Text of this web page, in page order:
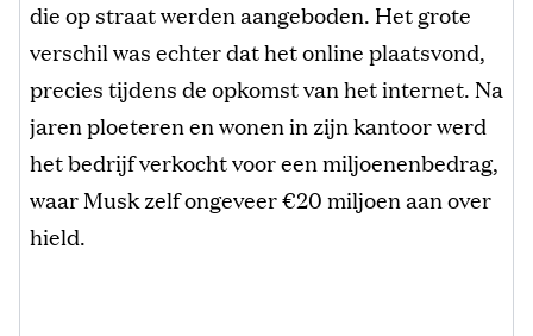
die op straat werden aangeboden. Het grote
verschil was echter dat het online plaatsvond,
precies tijdens de opkomst van het internet. Na
jaren ploeteren en wonen in zijn kantoor werd
het bedrijf verkocht voor een miljoenenbedrag,
waar Musk zelf ongeveer €20 miljoen aan over
hield.